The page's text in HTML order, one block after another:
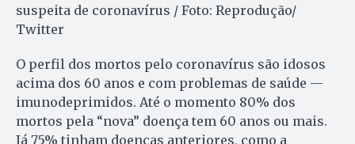
suspeita de coronavírus / Foto: Reprodução/
Twitter
O perfil dos mortos pelo coronavírus são idosos
acima dos 60 anos e com problemas de saúde —
imunodeprimidos. Até o momento 80% dos
mortos pela “nova” doença tem 60 anos ou mais.
Já 75% tinham doenças anteriores, como a